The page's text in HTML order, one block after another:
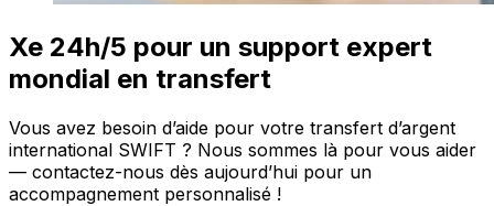
Xe 24h/5 pour un support expert
mondial en transfert
Vous avez besoin d’aide pour votre transfert d’argent
international SWIFT ? Nous sommes là pour vous aider
— contactez-nous dès aujourd’hui pour un
accompagnement personnalisé !